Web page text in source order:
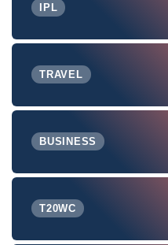
IPL
TRAVEL
BUSINESS
T20WC